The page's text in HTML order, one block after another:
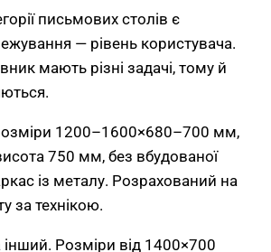
письмових столів є
— рівень користувача.
мають різні задачі, тому й
1200–1600×680–700 мм,
750 мм, без вбудованої
із металу. Розрахований на
за технікою.
інший. Розміри від 1400×700